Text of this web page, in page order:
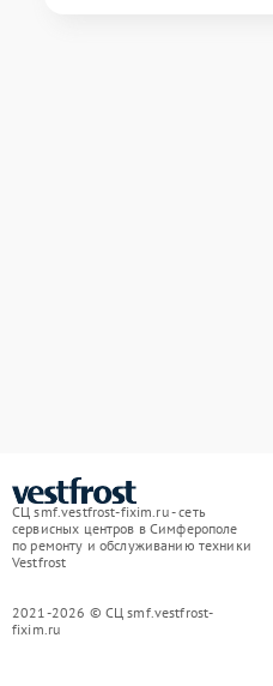
СЦ smf.vestfrost-fixim.ru - сеть
сервисных центров в Симферополе
по ремонту и обслуживанию техники
Vestfrost
2021-2026 © СЦ smf.vestfrost-
fixim.ru